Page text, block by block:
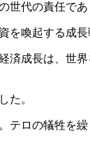
代の責任であ
喚起する成長
成長は、世
た。
ロの犠牲を